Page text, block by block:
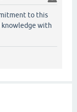
to this
knowledge with